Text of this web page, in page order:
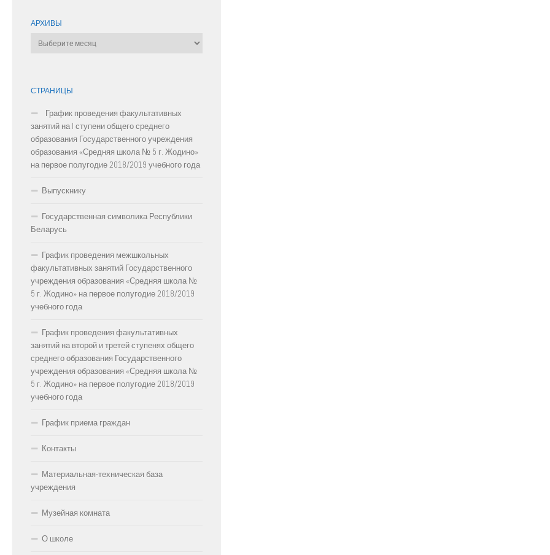
АРХИВЫ
Архивы
СТРАНИЦЫ
График проведения факультативных
занятий на I ступени общего среднего
образования Государственного учреждения
образования «Средняя школа № 5 г. Жодино»
на первое полугодие 2018/2019 учебного года
Выпускнику
Государственная символика Республики
Беларусь
График проведения межшкольных
факультативных занятий Государственного
учреждения образования «Средняя школа №
5 г. Жодино» на первое полугодие 2018/2019
учебного года
График проведения факультативных
занятий на второй и третей ступенях общего
среднего образования Государственного
учреждения образования «Средняя школа №
5 г. Жодино» на первое полугодие 2018/2019
учебного года
График приема граждан
Контакты
Материальная-техническая база
учреждения
Музейная комната
О школе